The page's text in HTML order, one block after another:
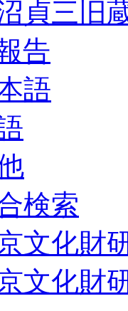
貞三旧
告
語
検索
文化財
文化財